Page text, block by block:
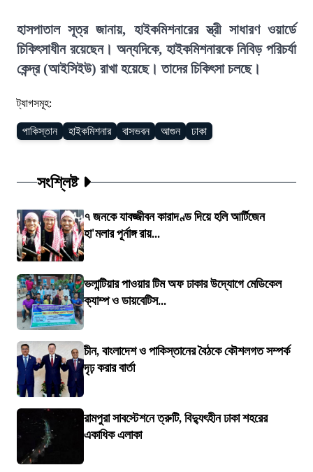
হাসপাতাল সূত্র জানায়, হাইকমিশনারের স্ত্রী সাধারণ ওয়ার্ডে
চিকিৎসাধীন রয়েছেন। অন্যদিকে, হাইকমিশনারকে নিবিড় পরিচর্যা
কেন্দ্র (আইসিইউ) রাখা হয়েছে। তাদের চিকিৎসা চলছে।
ট্যাগসমূহ:
পাকিস্তান হাইকমিশনার বাসভবন আগুন ঢাকা
সংশ্লিষ্ট
৭ জনকে যাবজ্জীবন কারাদণ্ড দিয়ে হলি আর্টিজেন
হা'মলার পূর্নাঙ্গ রায়...
ভলান্টিয়ার পাওয়ার টিম অফ ঢাকার উদ্যোগে মেডিকেল
ক্যাম্প ও ডায়বেটিস...
চীন, বাংলাদেশ ও পাকিস্তানের বৈঠকে কৌশলগত সম্পর্ক
দৃঢ় করার বার্তা
রামপুরা সাবস্টেশনে ত্রুটি, বিদ্যুৎহীন ঢাকা শহরের
একাধিক এলাকা